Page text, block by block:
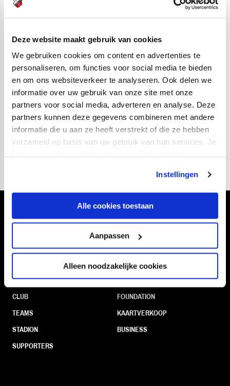
Deze website maakt gebruik van cookies
We gebruiken cookies om content en advertenties te
personaliseren, om functies voor social media te bieden
en om ons websiteverkeer te analyseren. Ook delen we
informatie over uw gebruik van onze site met onze
partners voor social media, adverteren en analyse. Deze
partners kunnen deze gegevens combineren met andere
informatie die u aan ze heeft verstrekt of die ze hebben
verzameld op basis van uw gebruik van hun services. Je
Instellingen
Alle cookies toestaan
Aanpassen
Alleen noodzakelijke cookies
van de Eredivisie: Tasos Douvikas en
en Douvikas maakte afgelopen transferperiode de
overstap naar het Italiaanse Como 1907.
Nick Viergeverkent een verleden bij PSV. De
verdediger speelde 104 officiële wedstrijden voor de
club uit Eindhoven.
Navigeer naar
CLUB
TEAMS
STADION
SUPPORTERS
FOUNDATION
KAARTVERKOOP
BUSINESS